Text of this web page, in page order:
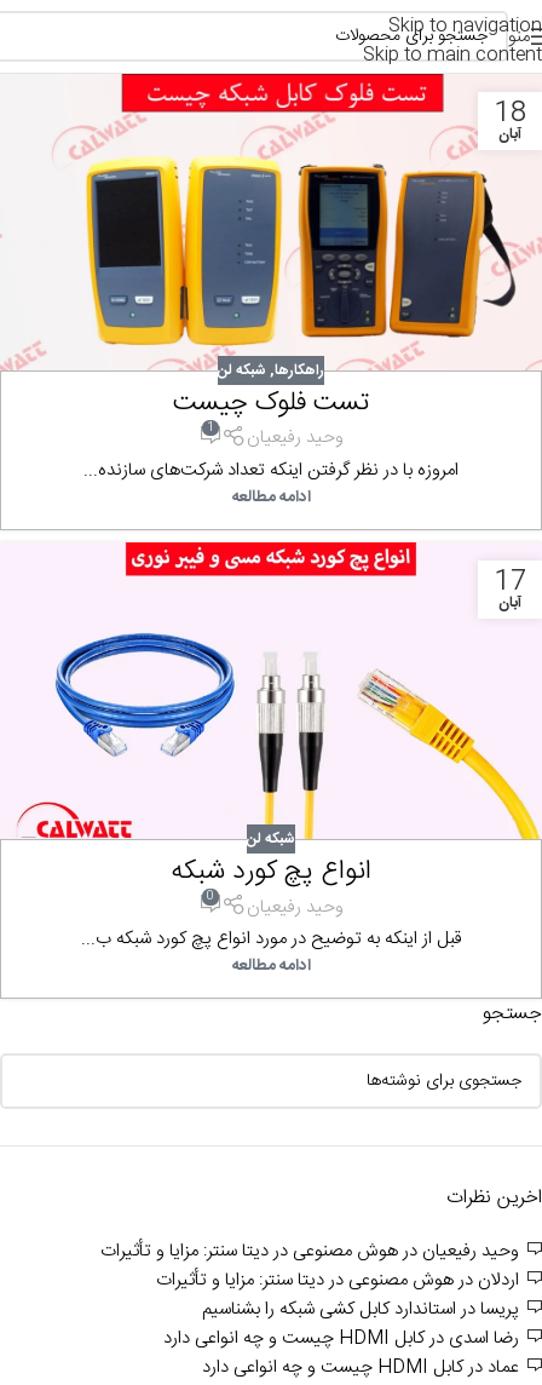
Skip to navigation
Skip to main content
منو
18
آبان
راهکارها, شبکه لن
تست فلوک چیست
وحید رفیعیان 1
امروزه با در نظر گرفتن اینکه تعداد شرکت‌های سازنده...
ادامه مطالعه
17
آبان
شبکه لن
انواع پچ کورد شبکه
وحید رفیعیان 0
قبل از اینکه به توضیح در مورد انواع پچ کورد شبکه ب...
ادامه مطالعه
جستجو
اخرین نظرات
وحید رفیعیان درهوش مصنوعی در دیتا سنتر: مزایا و تأثیرات
اردلان درهوش مصنوعی در دیتا سنتر: مزایا و تأثیرات
پریسادراستاندارد کابل کشی شبکه را بشناسیم
رضا اسدی درکابل HDMI چیست و چه انواعی دارد
عماد درکابل HDMI چیست و چه انواعی دارد